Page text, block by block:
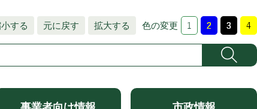
する 元に戻す 拡大する 色の変更